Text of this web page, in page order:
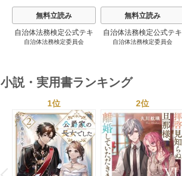
無料立読み
自治体法務検定公式テキ
スト 政策法務編 ２０
自治体法務検定委員会
無料立読み
自治体法務検定公式テキ
スト 基本法務編 ２０
自治体法務検定委員会
小説・実用書ランキング
v
o
s
1位 2位